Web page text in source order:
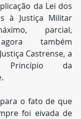
da Lei dos
à Justiça Militar
parcial,
também
Castrense, a
da
o fato de que
foi eivada de